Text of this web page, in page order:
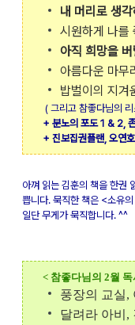
내 머리로 생
시원하게 나를
아직 희망을
아름다운 마무
밥벌이의 지겨
( 그리고 참좋다님의 리
+ 분노의 포도 1 & 2,
+ 진보집권플랜, 오연
아껴 읽는 김훈의 책을 한권
쁩니다. 묵직한 책은 <소유
일단 무게가 묵직합니다. ^^
< 참좋다님의 2월 독
풍장의 교실,
달려라 아비,